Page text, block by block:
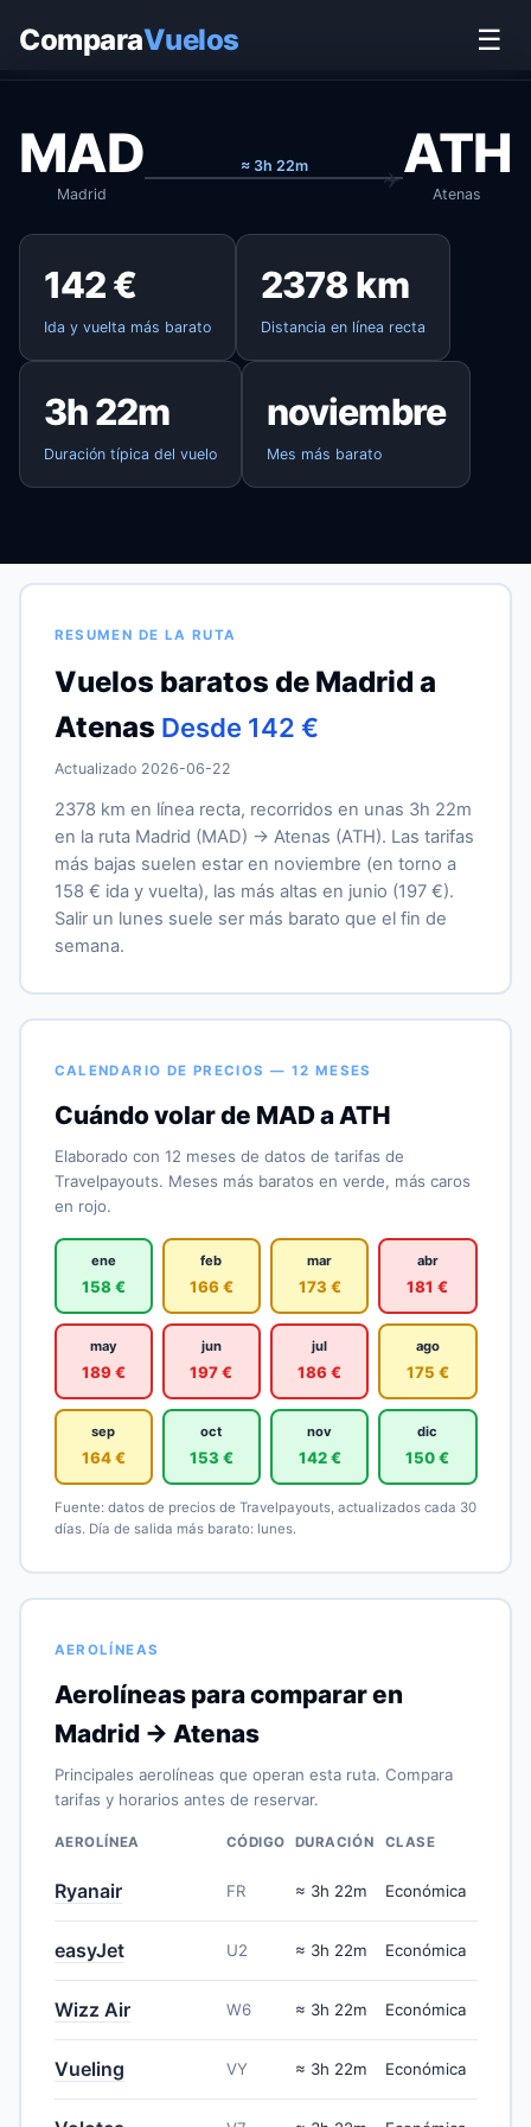
ComparaVuelos ☰
MAD
Madrid
≈ 3h 22m ATH
Atenas
142 €
Ida y vuelta más barato
2378 km
Distancia en línea recta
3h 22m
Duración típica del vuelo
noviembre
Mes más barato
RESUMEN DE LA RUTA
Vuelos baratos de Madrid a
Atenas Desde 142 €
Actualizado 2026-06-22
2378 km en línea recta, recorridos en unas 3h 22m
en la ruta Madrid (MAD) → Atenas (ATH). Las tarifas
más bajas suelen estar en noviembre (en torno a
158 € ida y vuelta), las más altas en junio (197 €).
Salir un lunes suele ser más barato que el fin de
semana.
CALENDARIO DE PRECIOS — 12 MESES
Cuándo volar de MAD a ATH
Elaborado con 12 meses de datos de tarifas de
Travelpayouts. Meses más baratos en verde, más caros
en rojo.
ene
158 €
feb
166 €
mar
173 €
abr
181 €
may
189 €
jun
197 €
jul
186 €
ago
175 €
sep
164 €
oct
153 €
nov
142 €
dic
150 €
Fuente: datos de precios de Travelpayouts, actualizados cada 30
días. Día de salida más barato: lunes.
AEROLÍNEAS
Aerolíneas para comparar en
Madrid → Atenas
Principales aerolíneas que operan esta ruta. Compara
tarifas y horarios antes de reservar.
AEROLÍNEA CÓDIGO DURACIÓN CLASE
Ryanair FR ≈ 3h 22m Económica
easyJet U2 ≈ 3h 22m Económica
Wizz Air W6 ≈ 3h 22m Económica
Vueling VY ≈ 3h 22m Económica